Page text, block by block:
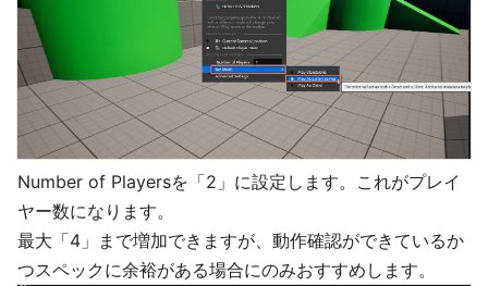
Number of Playersを「2」に設定します。これがプレイ
ヤー数になります。
最大「4」まで増加できますが、動作確認ができているか
つスペックに余裕がある場合にのみおすすめします。